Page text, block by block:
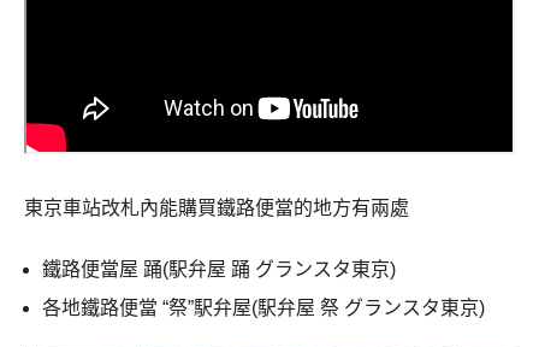
東京車站改札內能購買鐵路便當的地方有兩處
鐵路便當屋 踊(駅弁屋 踊 グランスタ東京)
各地鐵路便當 “祭”駅弁屋(駅弁屋 祭 グランスタ東京)